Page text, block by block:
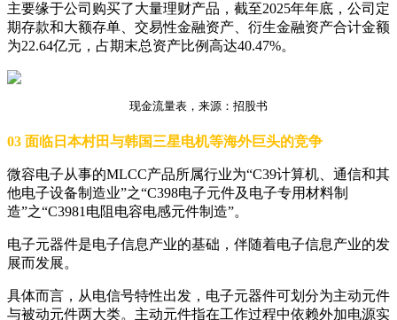
主要缘于公司购买了大量理财产品，截至2025年年底，公司定
期存款和大额存单、交易性金融资产、衍生金融资产合计金额
为22.64亿元，占期末总资产比例高达40.47%。
现金流量表，来源：招股书
03 面临日本村田与韩国三星电机等海外巨头的竞争
微容电子从事的MLCC产品所属行业为“C39计算机、通信和其
他电子设备制造业”之“C398电子元件及电子专用材料制
造”之“C3981电阻电容电感元件制造”。
电子元器件是电子信息产业的基础，伴随着电子信息产业的发
展而发展。
具体而言，从电信号特性出发，电子元器件可划分为主动元件
与被动元件两大类。主动元件指在工作过程中依赖外加电源实